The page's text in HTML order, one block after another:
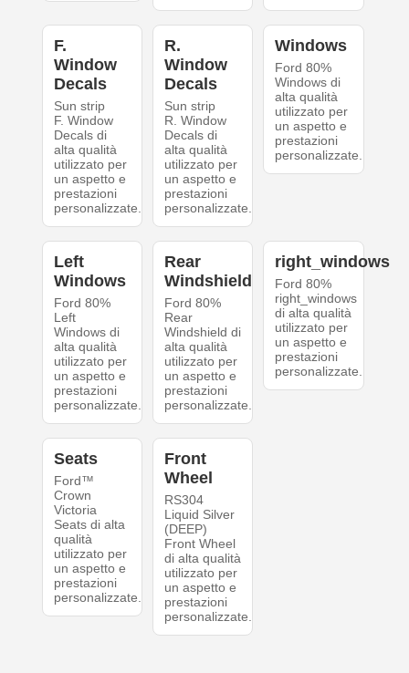
F.
Window
Decals
Sun strip
F. Window
Decals di
alta qualità
utilizzato per
un aspetto e
prestazioni
personalizzate.
R.
Window
Decals
Sun strip
R. Window
Decals di
alta qualità
utilizzato per
un aspetto e
prestazioni
personalizzate.
Windows
Ford 80%
Windows di
alta qualità
utilizzato per
un aspetto e
prestazioni
personalizzate.
Left
Windows
Ford 80%
Left
Windows di
alta qualità
utilizzato per
un aspetto e
prestazioni
personalizzate.
Rear
Windshield
Ford 80%
Rear
Windshield di
alta qualità
utilizzato per
un aspetto e
prestazioni
personalizzate.
right_windows
Ford 80%
right_windows
di alta qualità
utilizzato per
un aspetto e
prestazioni
personalizzate.
Seats
Ford™
Crown
Victoria
Seats di alta
qualità
utilizzato per
un aspetto e
prestazioni
personalizzate.
Front
Wheel
RS304
Liquid Silver
(DEEP)
Front Wheel
di alta qualità
utilizzato per
un aspetto e
prestazioni
personalizzate.